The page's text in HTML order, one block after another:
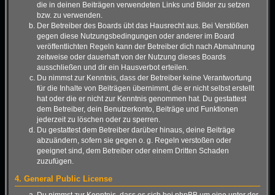
die in deinen Beiträgen verwendeten Links und Bilder zu setzen
bzw. zu verwenden.
Der Betreiber des Boards übt das Hausrecht aus. Bei Verstößen
gegen diese Nutzungsbedingungen oder anderer im Board
veröffentlichten Regeln kann der Betreiber dich nach Abmahnung
zeitweise oder dauerhaft von der Nutzung dieses Boards
ausschließen und dir ein Hausverbot erteilen.
Du nimmst zur Kenntnis, dass der Betreiber keine Verantwortung
für die Inhalte von Beiträgen übernimmt, die er nicht selbst erstellt
hat oder die er nicht zur Kenntnis genommen hat. Du gestattest
dem Betreiber, dein Benutzerkonto, Beiträge und Funktionen
jederzeit zu löschen oder zu sperren.
Du gestattest dem Betreiber darüber hinaus, deine Beiträge
abzuändern, sofern sie gegen o. g. Regeln verstoßen oder
geeignet sind, dem Betreiber oder einem Dritten Schaden
zuzufügen.
4. General Public License